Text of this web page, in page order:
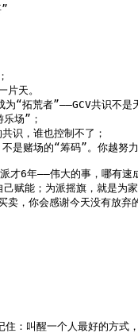
天。
“拓荒者”——GCV共识不
场”；
识，谁也控制不了；
赌场的“筹码”。你越努
才6年——伟大的事，哪有
赋能；为派摇旗，就是为
，你会感谢今天没有放
：叫醒一个人最好的方